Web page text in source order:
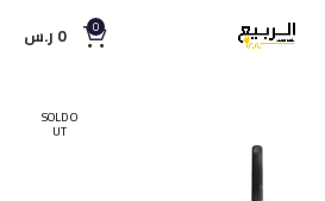
0
0 ر.س
SOLD O
UT